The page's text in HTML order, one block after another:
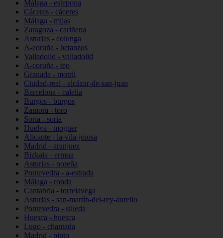
Málaga - estepona
Cáceres - cáceres
Málaga - mijas
Zaragoza - cariñena
Asturias - colunga
A-coruña - betanzos
Valladolid - valladolid
A-coruña - teo
Granada - motril
Ciudad-real - alcázar-de-san-juan
Barcelona - calella
Burgos - burgos
Zamora - toro
Soria - soria
Huelva - moguer
Alicante - la-vila-joiosa
Madrid - aranjuez
Bizkaia - ermua
Asturias - noreña
Pontevedra - a-estrada
Málaga - ronda
Cantabria - torrelavega
Asturias - san-martín-del-rey-aurelio
Pontevedra - silleda
Huesca - huesca
Lugo - chantada
Madrid - pinto